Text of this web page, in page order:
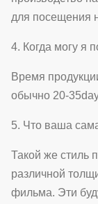
для посещения
4. Когда могу я
Время
обычно 20-
5. Что ваша
Такой же стиль
различной
фильма. Эти